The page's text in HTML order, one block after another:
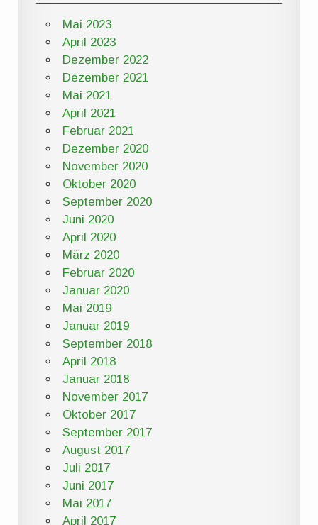
Mai 2023
April 2023
Dezember 2022
Dezember 2021
Mai 2021
April 2021
Februar 2021
Dezember 2020
November 2020
Oktober 2020
September 2020
Juni 2020
April 2020
März 2020
Februar 2020
Januar 2020
Mai 2019
Januar 2019
September 2018
April 2018
Januar 2018
November 2017
Oktober 2017
September 2017
August 2017
Juli 2017
Juni 2017
Mai 2017
April 2017